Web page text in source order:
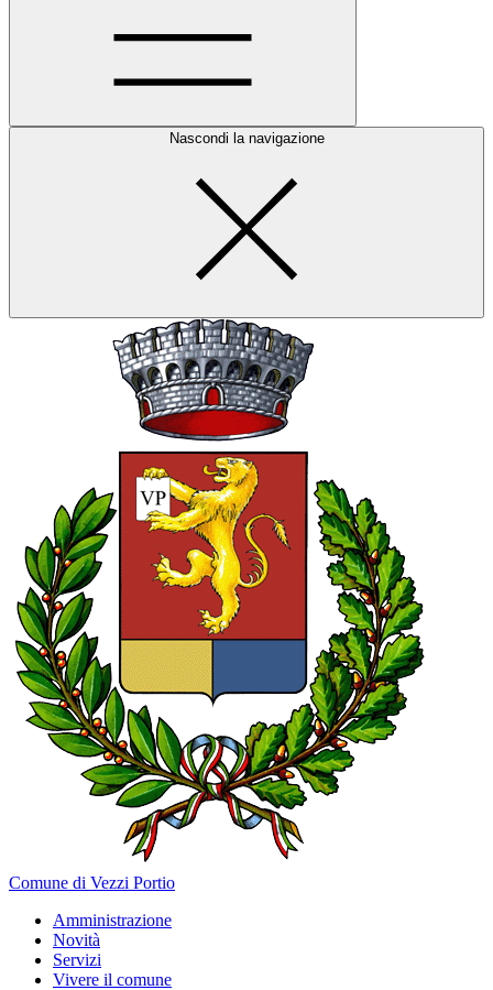
Nascondi la navigazione
Comune di Vezzi Portio
Amministrazione
Novità
Servizi
Vivere il comune